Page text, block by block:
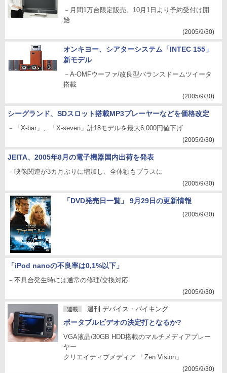
－月間1万台限定販売。10月1日より予約受付け開
始
(2005/9/30)
オンキヨー、シアターシステム「INTEC 155」
新モデル
－A-OMFウーファ/改良型バランスドームツイータ
搭載
(2005/9/30)
シーグランド、SDスロット搭載MP3プレーヤーなどを価格改定
－「X-bar」、「X-seven」計18モデルを最大6,000円値下げ
(2005/9/30)
JEITA、2005年8月の電子機器国内出荷を発表
－映像関連が3カ月ぶりに増加し、全体額もプラスに
(2005/9/30)
「DVD発売日一覧」 9月29日の更新情報
(2005/9/30)
「iPod nanoの不良率は0,1%以下」
－不具合発生時には通常の修理/交換対応
(2005/9/30)
連載 週刊 デバイス・バイキング
ポータブルビデオの決定打となるか?
VGA液晶/30GB HDD搭載のマルチメディアプレー
ヤー
クリエイティブメディア 「Zen Vision」
(2005/9/30)